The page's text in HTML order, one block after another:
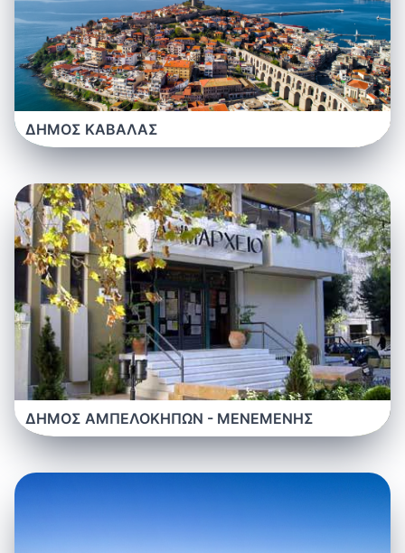
ΔΗΜΟΣ ΚΑΒΑΛΑΣ
ΔΗΜΟΣ ΑΜΠΕΛΟΚΗΠΩΝ - ΜΕΝΕΜΕΝΗΣ